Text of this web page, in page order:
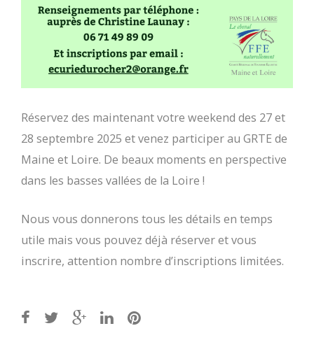
Réservez des maintenant votre weekend des 27 et
28 septembre 2025 et venez participer au GRTE de
Maine et Loire. De beaux moments en perspective
dans les basses vallées de la Loire !
Nous vous donnerons tous les détails en temps
utile mais vous pouvez déjà réserver et vous
inscrire, attention nombre d’inscriptions limitées.